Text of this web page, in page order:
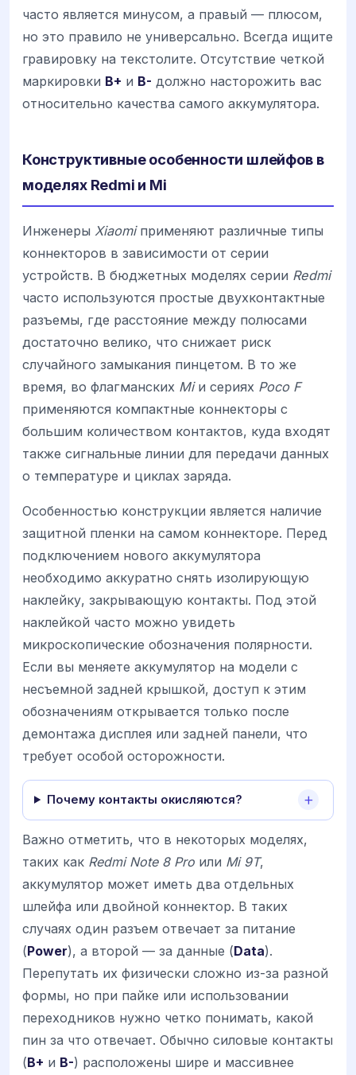
часто является минусом, а правый — плюсом,
но это правило не универсально. Всегда ищите
гравировку на текстолите. Отсутствие четкой
маркировки B+ и B- должно насторожить вас
относительно качества самого аккумулятора.
Конструктивные особенности шлейфов в
моделях Redmi и Mi
Инженеры Xiaomiприменяют различные типы
коннекторов в зависимости от серии
устройств. В бюджетных моделях серии Redmi
часто используются простые двухконтактные
разъемы, где расстояние между полюсами
достаточно велико, что снижает риск
случайного замыкания пинцетом. В то же
время, во флагманских Miи сериях Poco F
применяются компактные коннекторы с
большим количеством контактов, куда входят
также сигнальные линии для передачи данных
о температуре и циклах заряда.
Особенностью конструкции является наличие
защитной пленки на самом коннекторе. Перед
подключением нового аккумулятора
необходимо аккуратно снять изолирующую
наклейку, закрывающую контакты. Под этой
наклейкой часто можно увидеть
микроскопические обозначения полярности.
Если вы меняете аккумулятор на модели с
несъемной задней крышкой, доступ к этим
обозначениям открывается только после
демонтажа дисплея или задней панели, что
требует особой осторожности.
Почему контакты окисляются?
Важно отметить, что в некоторых моделях,
таких как Redmi Note 8 Pro или Mi 9T,
аккумулятор может иметь два отдельных
шлейфа или двойной коннектор. В таких
случаях один разъем отвечает за питание
(Power), а второй — за данные (Data).
Перепутать их физически сложно из-за разной
формы, но при пайке или использовании
переходников нужно четко понимать, какой
пин за что отвечает. Обычно силовые контакты
(B+ и B-) расположены шире и массивнее